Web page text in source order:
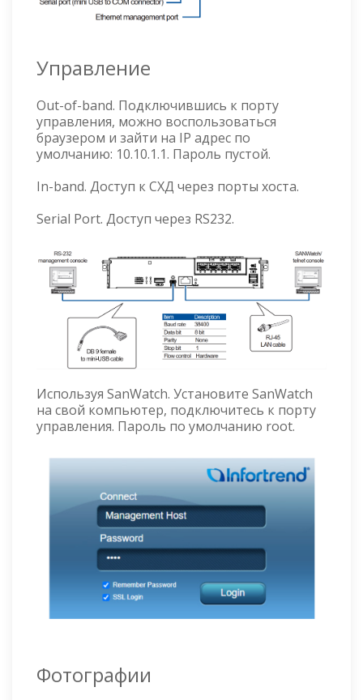
Управление
Out-of-band. Подключившись к порту
управления, можно воспользоваться
браузером и зайти на IP адрес по
умолчанию: 10.10.1.1. Пароль пустой.
In-band. Доступ к СХД через порты хоста.
Serial Port. Доступ через RS232.
Используя SanWatch. Установите SanWatch
на свой компьютер, подключитесь к порту
управления. Пароль по умолчанию root.
Фотографии